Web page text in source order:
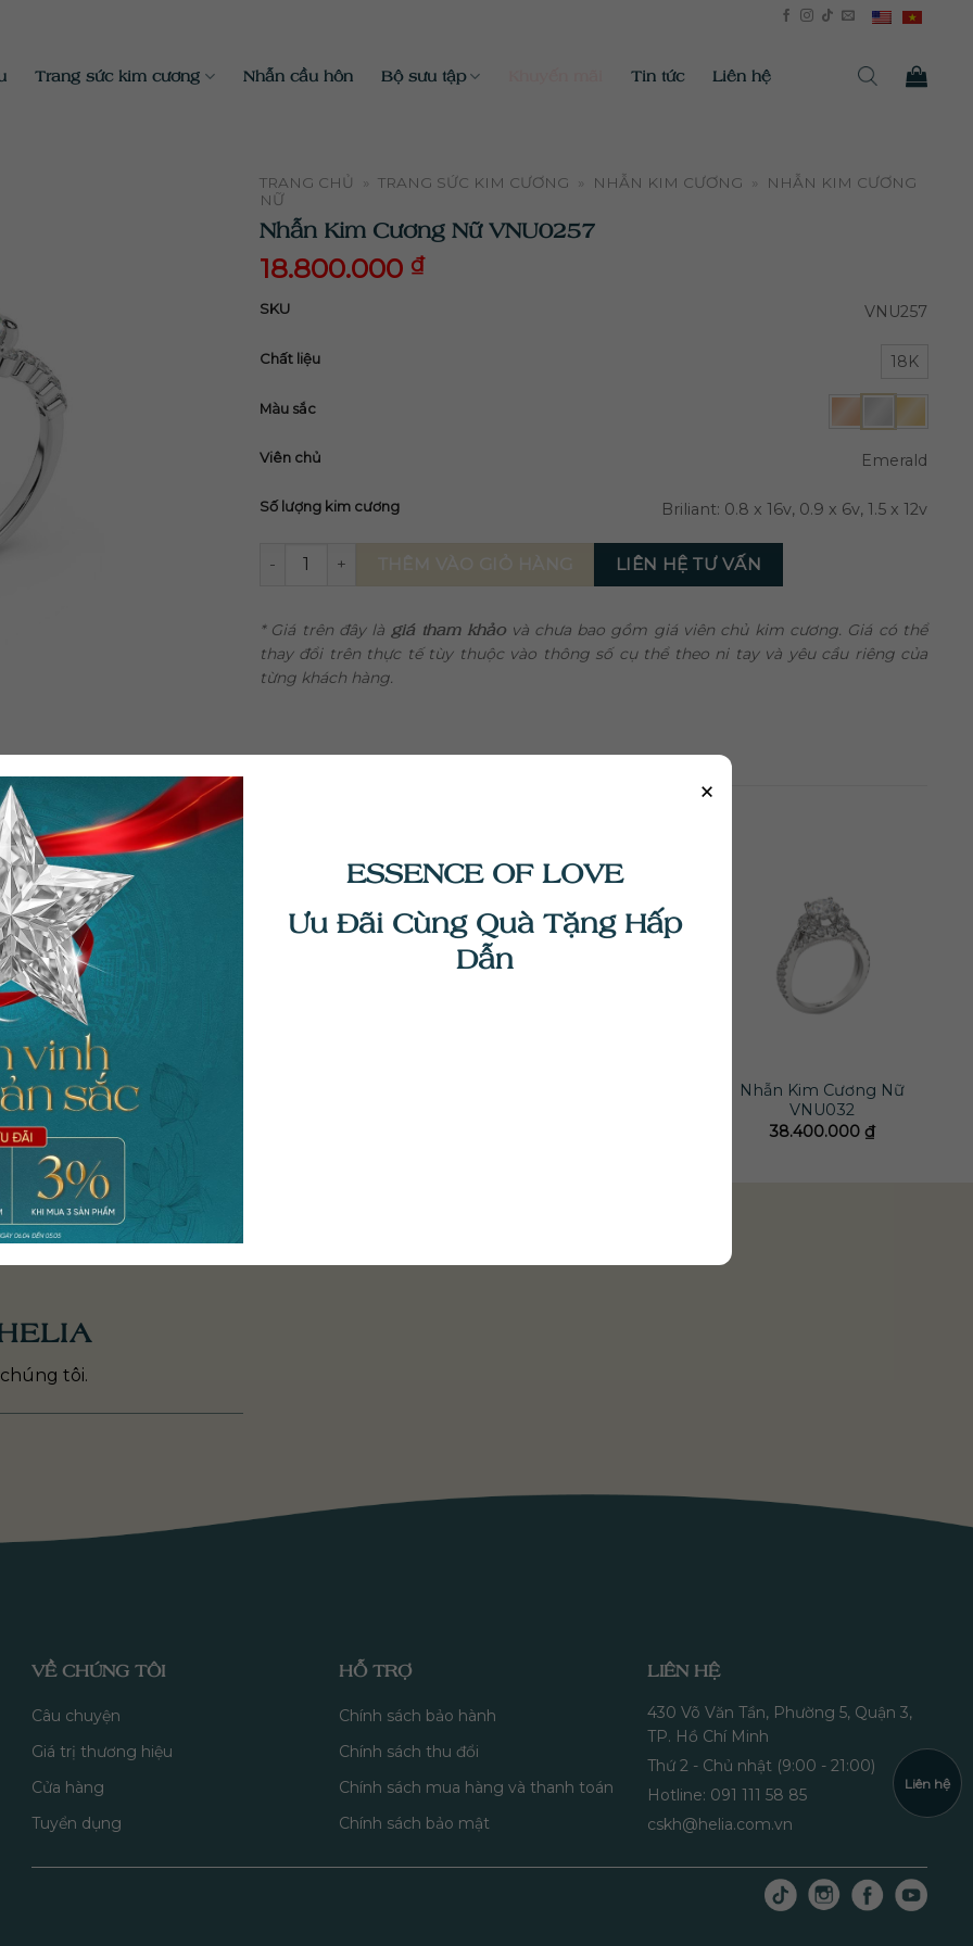
Trang sức kim cương Nhẫn cầu hôn Bộ sưu tập Tin tức Liên hệ
TRANG CHỦ » TRANG SỨC KIM CƯƠNG » NHẪN KIM CƯƠNG »
NHẪN KIM CƯƠNG
NỮ
Nhẫn Kim Cương Nữ VNU0257
18.800.000 ₫
18.800.000
SKU VNU257
Chất liệu 18K
Màu sắc
Viên chủ Emerald
Số lượng kim cương Briliant: 0.8 x 16v, 0.9 x 6v, 1.5 x 12v
Nhẫn Kim Cương Nữ VNU0257 số lượng LIÊN HỆ TƯ VẤN
* Giá trên đây là giá tham khảovà chưa bao gồm giá viên chủ kim cương. Giá có thể
thay đổi trên thực tế tùy thuộc vào thông số cụ thể theo ni tay và yêu cầu riêng của
từng khách hàng.
Nhẫn Kim Cương
NU094
Nhẫn Kim Cương Nữ
VNU032
38.400.000₫
tôi.
VỀ CHÚNG TÔI
Câu chuyện
Giá trị thương hiệu
Cửa hàng
Tuyển dụng
HỖ TRỢ
Chính sách bảo hành
Chính sách thu đổi
Chính sách mua hàng và thanh toán
Chính sách bảo mật
LIÊN HỆ
430 Võ Văn Tần, Phường 5, Quận 3,
TP. Hồ Chí Minh
Thứ 2 - Chủ nhật (9:00 - 21:00)
Hotline: 091 111 58 85
cskh@helia.com.vn
Liên hệ
×
ESSENCE OF LOVE
Ưu Đãi Cùng Quà Tặng Hấp
Dẫn